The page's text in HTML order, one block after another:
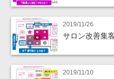
2019/11/26
サロン改善集
2019/11/10